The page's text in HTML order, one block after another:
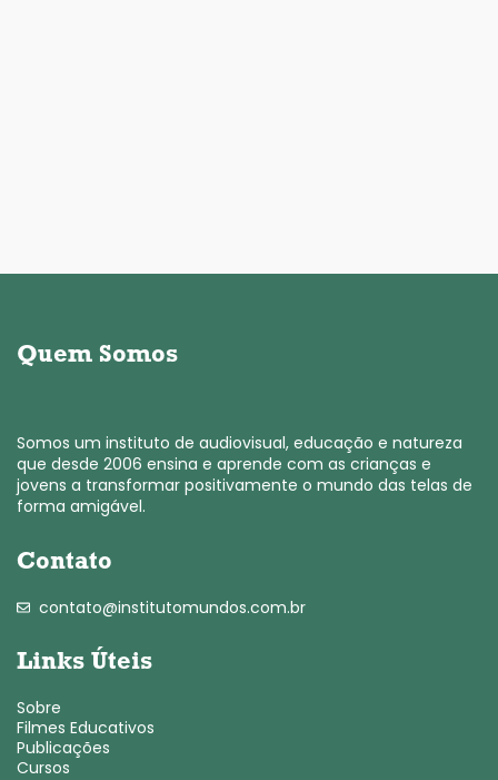
Quem Somos
Somos um instituto de audiovisual, educação e natureza
que desde 2006 ensina e aprende com as crianças e
jovens a transformar positivamente o mundo das telas de
forma amigável.
Contato
contato@institutomundos.com.br
Links Úteis
Sobre
Filmes Educativos
Publicações
Cursos